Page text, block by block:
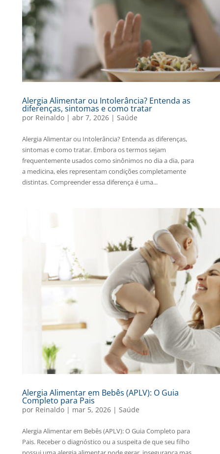
Alergia Alimentar ou Intolerância? Entenda as
diferenças, sintomas e como tratar
por Reinaldo| abr 7, 2026| Saúde
Alergia Alimentar ou Intolerância? Entenda as diferenças,
sintomas e como tratar. Embora os termos sejam
frequentemente usados como sinônimos no dia a dia, para
a medicina, eles representam condições completamente
distintas. Compreender essa diferença é uma...
Alergia Alimentar em Bebês (APLV): O Guia
Completo para Pais
por Reinaldo| mar 5, 2026| Saúde
Alergia Alimentar em Bebês (APLV): O Guia Completo para
Pais. Receber o diagnóstico ou a suspeita de que seu filho